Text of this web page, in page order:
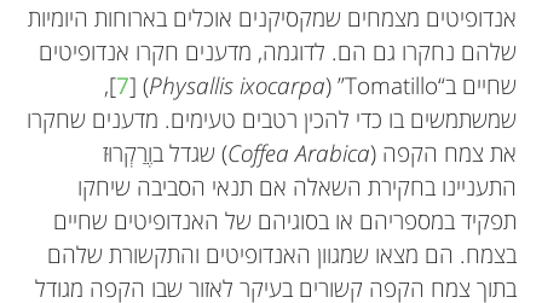
אנדופיטים מצמחים שמקסיקנים אוכלים בארוחות היומיות
שלהם נחקרו גם הם. לדוגמה, מדענים חקרו אנדופיטים
שחיים ב“Tomatillo”
(Physallis ixocarpa)
[7]
,
שמשתמשים בו כדי להכין רטבים טעימים. מדענים שחקרו
את צמח הקפה (Coffea Arabica) שגדל בוֶרַקְרוּז
התעניינו בחקירת השאלה אם תנאי הסביבה שיחקו
תפקיד במספריהם או בסוגיהם של האנדופיטים שחיים
בצמח. הם מצאו שמגוון האנדופיטים והתקשורת שלהם
בתוך צמח הקפה קשורים בעיקר לאזור שבו הקפה מגודל